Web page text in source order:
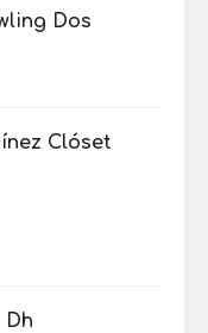
Dos
Clóset
Dh